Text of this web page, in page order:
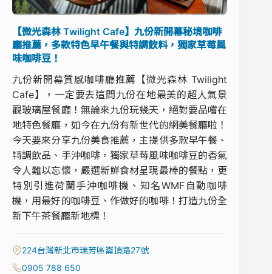
【微光森林 Twilight Cafe】九份新開幕秘境咖啡
廳推薦，多款特色早午餐與特調飲料，獨家草莓風
味咖啡豆！
九份新開幕質感咖啡廳推薦【微光森林 Twilight
Cafe】，一定要去這間九份在地最美的超人氣景
觀玻璃屋餐廳！無論來九份玩幾天，絕對要品嚐在
地特色餐廳，如今在九份有新世代的網美餐廳啦！
今天要來分享九份美食推薦，主提供多款早午餐、
特調飲品、手沖咖啡，獨家草莓風味咖啡豆的香氣
令人難以忘懷，嚴選新鮮食材呈現最棒的餐點，更
特別引進荷蘭手沖咖啡機、知名WMF自動咖啡
機，用最好的咖啡豆、作做好的咖啡！打造九份全
新下午茶餐廳新地標！
224台灣新北市瑞芳區崙頂路27號
0905 788 650